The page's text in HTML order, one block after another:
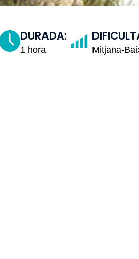
DURADA:
1 hora Mitjana-